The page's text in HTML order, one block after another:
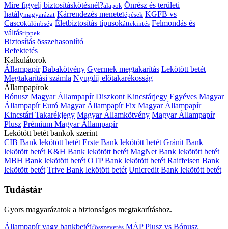
Mire figyelj biztosításkötésnél?alapok Önrész és területi
hatálymagyarázat Kárrendezés menetelépések KGFB vs
Cascokülönbség Életbiztosítás típusokáttekintés Felmondás és
váltástippek
Biztosítás összehasonlító
Befektetés
Kalkulátorok
Állampapír Babakötvény Gyermek megtakarítás Lekötött betét
Megtakarítási számla Nyugdíj előtakarékosság
Állampapírok
Bónusz Magyar Állampapír Diszkont Kincstárjegy Egyéves Magyar
Állampapír Euró Magyar Állampapír Fix Magyar Állampapír
Kincstári Takarékjegy Magyar Államkötvény Magyar Állampapír
Plusz Prémium Magyar Állampapír
Lekötött betét bankok szerint
CIB Bank lekötött betét Erste Bank lekötött betét Gránit Bank
lekötött betét K&H Bank lekötött betét MagNet Bank lekötött betét
MBH Bank lekötött betét OTP Bank lekötött betét Raiffeisen Bank
lekötött betét Trive Bank lekötött betét Unicredit Bank lekötött betét
Tudástár
Gyors magyarázatok a biztonságos megtakarításhoz.
Állampapír vagy bankbetét?összevetés MÁP Plusz vs Bónusz